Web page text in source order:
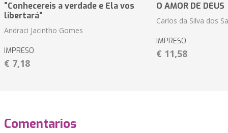
"Conhecereis a verdade e Ela vos
libertará"
Andraci Jacintho Gomes
IMPRESO
€ 7,18
O AMOR DE DEUS
Carlos da Silva dos
IMPRESO
€ 11,58
Comentarios